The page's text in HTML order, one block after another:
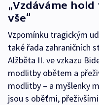
„Vzdáváme
vše“
Vzpomínku tragickým
také řada zahraničních
Alžběta II. ve vzkazu
modlitby obětem a
modlitby – a myšlenky
jsou s oběťmi,